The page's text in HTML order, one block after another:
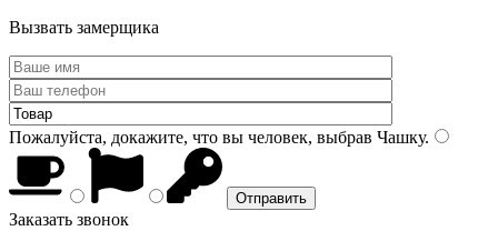
Вызвать замерщика
Пожалуйста, докажите, что вы человек, выбрав Чашку.
Заказать звонок